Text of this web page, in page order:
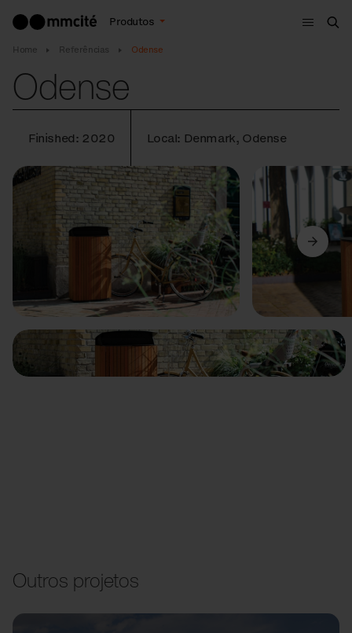
Produtos
Menu
Home Referências Odense
Odense
Finished: 2020 Local: Denmark, Odense
Anterior Seguinte
Outros projetos